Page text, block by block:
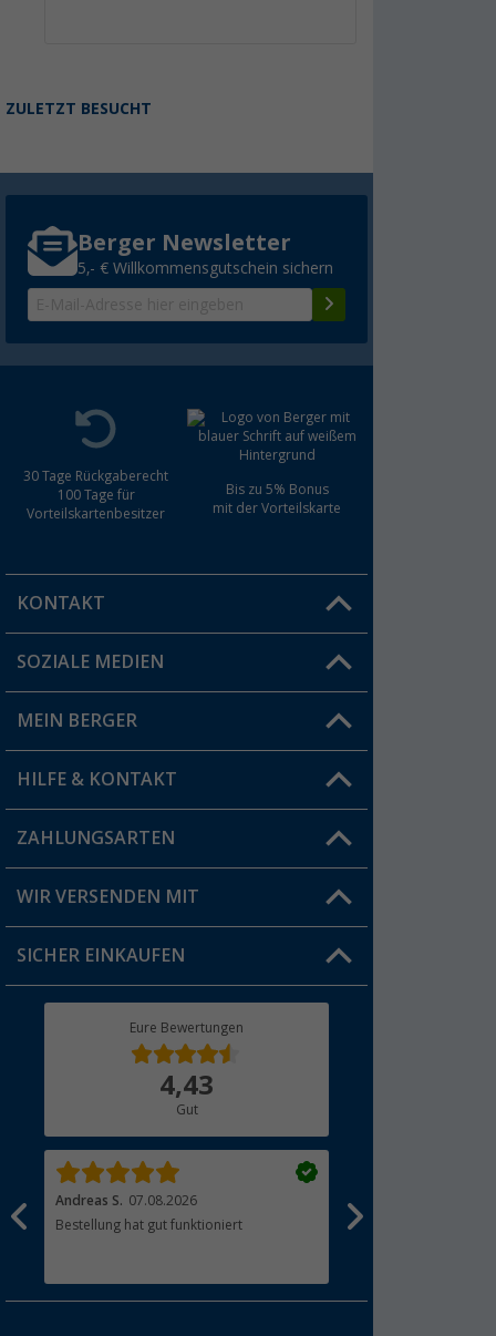
ZULETZT BESUCHT
Berger Newsletter
5,- € Willkommensgutschein sichern
30 Tage Rückgaberecht
100 Tage für
Vorteilskartenbesitzer
Bis zu 5% Bonus
mit der Vorteilskarte
KONTAKT
Du hast eine Frage?
Filiale finden
SOZIALE MEDIEN
MEIN BERGER
Vorteilskarte
Blog
Jobs & Karriere
Berger Bewusst
HILFE & KONTAKT
FAQ & Kontakt
Versandinformationen
Rücksendung
ZAHLUNGSARTEN
WIR VERSENDEN MIT
SICHER EINKAUFEN
Eure Bewertungen
4,43
Gut
Andreas S. 07.08.2026
Bestellung hat gut funktioniert
Pasat D.